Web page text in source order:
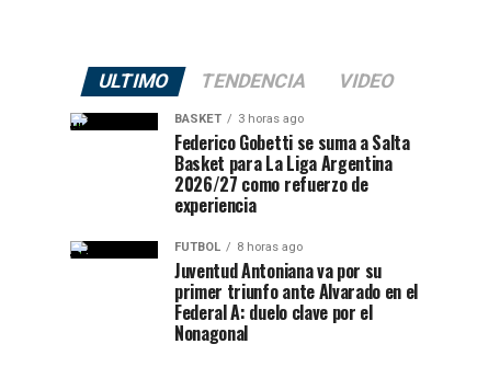
ULTIMO TENDENCIA VIDEO
BASKET 3 horas ago
Federico Gobetti se suma a Salta
Basket para La Liga Argentina
2026/27 como refuerzo de
experiencia
FUTBOL 8 horas ago
Juventud Antoniana va por su
primer triunfo ante Alvarado en el
Federal A: duelo clave por el
Nonagonal